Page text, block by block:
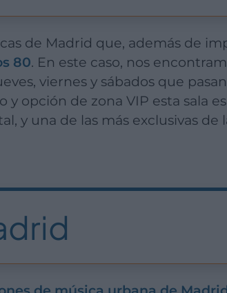
de Madrid que, además de
80. En este caso, nos
viernes y sábados que
opción de zona VIP esta sala es
y una de las más exclusivas de